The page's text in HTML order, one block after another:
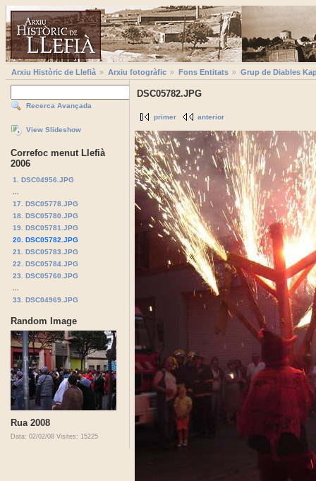
Arxiu Històric de Llefià Arxiu fotogràfic Fons Entitats Grup de Diables
Recerca Avançada
View Slideshow
Correfoc menut Llefià
2006
1. DSC04956.JPG
17. DSC05778.JPG
18. DSC05780.JPG
19. DSC05781.JPG
20. DSC05782.JPG
21. DSC05783.JPG
22. DSC05784.JPG
23. DSC05760.JPG
33. DSC04969.JPG
Random Image
Rua 2008
Data: 02/02/08 Visites: 15225
DSC05782.JPG
primer anterior